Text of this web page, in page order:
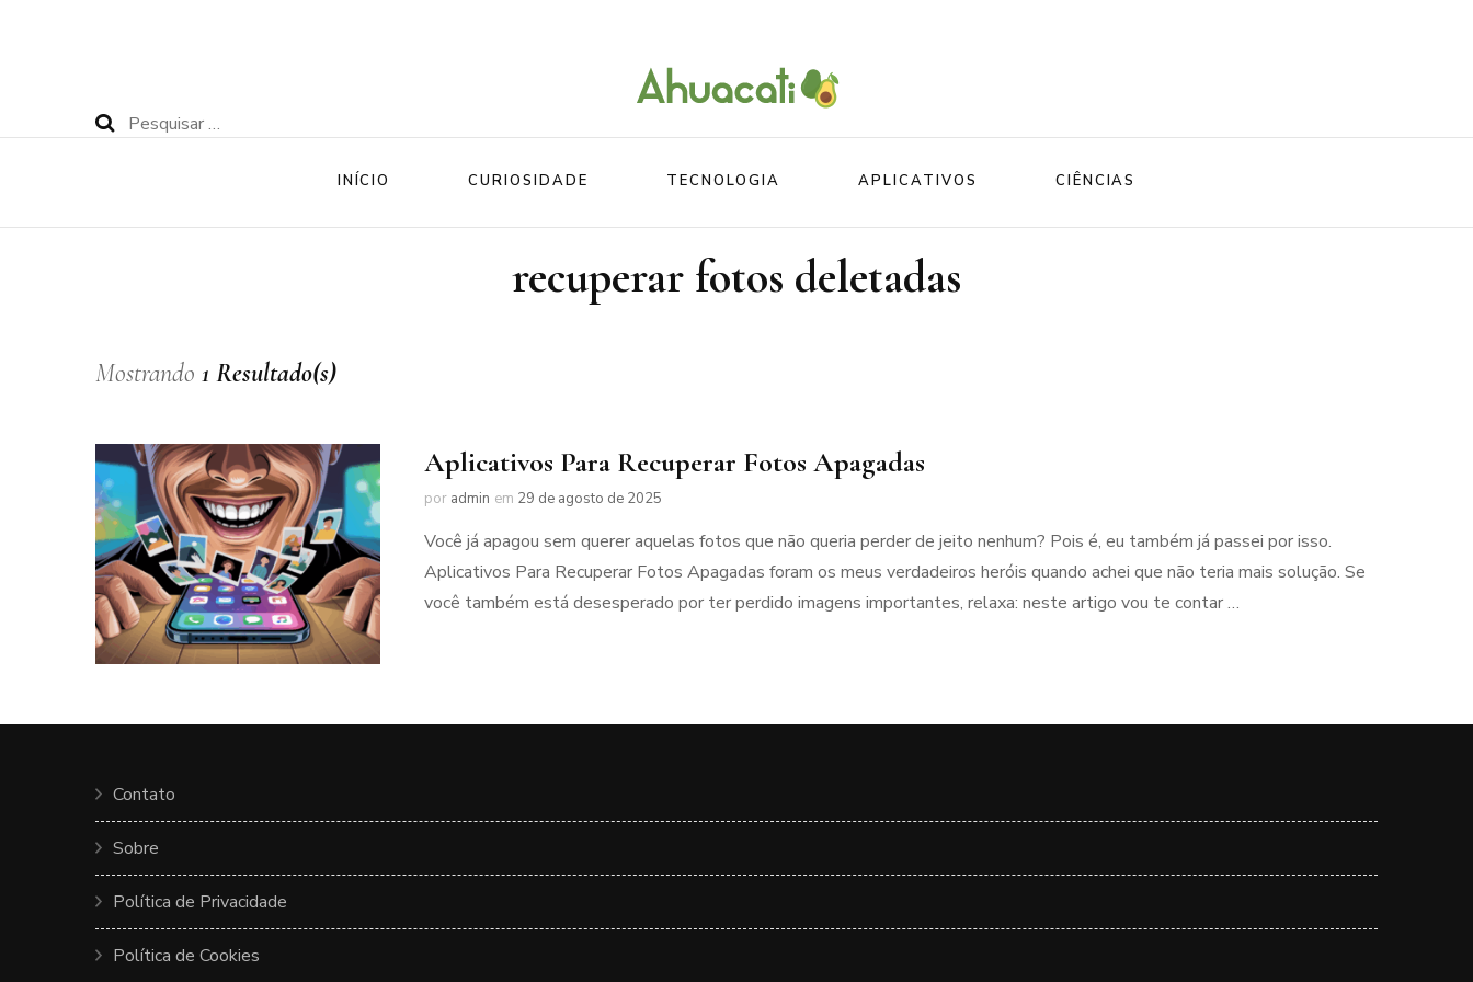
Pesquisar
Ahuacati
O melhor da Internet em um só lugar
INÍCIO CURIOSIDADE TECNOLOGIA APLICATIVOS
Beleza
CIÊNCIAS
recuperar fotos deletadas
Mostrando 1 Resultado(s)
Aplicativos Para Recuperar Fotos Apagadas
por admin em 29 de agosto de 2025
Você já apagou sem querer aquelas fotos que não queria perder de jeito nenhum? Pois é, eu também já passei por isso.
Aplicativos Para Recuperar Fotos Apagadas foram os meus verdadeiros heróis quando achei que não teria mais solução. Se
você também está desesperado por ter perdido imagens importantes, relaxa: neste artigo vou te contar …
Contato
Sobre
Política de Privacidade
Política de Cookies